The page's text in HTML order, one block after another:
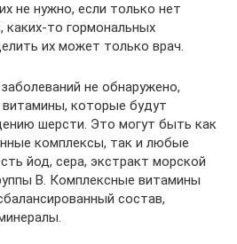
не нужно, если только нет
каких-то гормональных
их может только врач.
не обнаружено,
которые будут
шерсти. Это могут быть как
комплексы, так и любые
йод, сера, экстракт морской
B. Комплексные витамины
состав,